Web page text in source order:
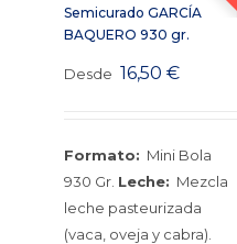
Semicurado GARCÍA
BAQUERO 930 gr.
Desde 16,50€
Formato: Mini Bola
930 Gr. Leche: Mezcla
leche pasteurizada
(vaca, oveja y cabra).